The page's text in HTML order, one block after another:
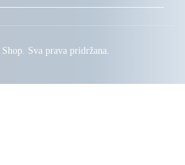
Sva prava pridržana.